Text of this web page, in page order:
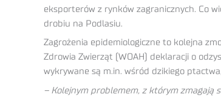
eksporterów z rynków zagranicznych. Co
drobiu na Podlasiu.
Zagrożenia epidemiologiczne to kolejna
Zdrowia Zwierząt (WOAH) deklaracji o
wykrywane są m.in. wśród dzikiego
– Kolejnym problemem, z którym zmagają